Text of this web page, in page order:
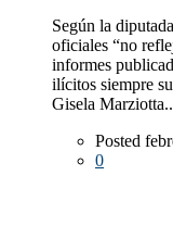
Según la
oficiales “no
informes
ilícitos siempre
Gisela
Posted
0